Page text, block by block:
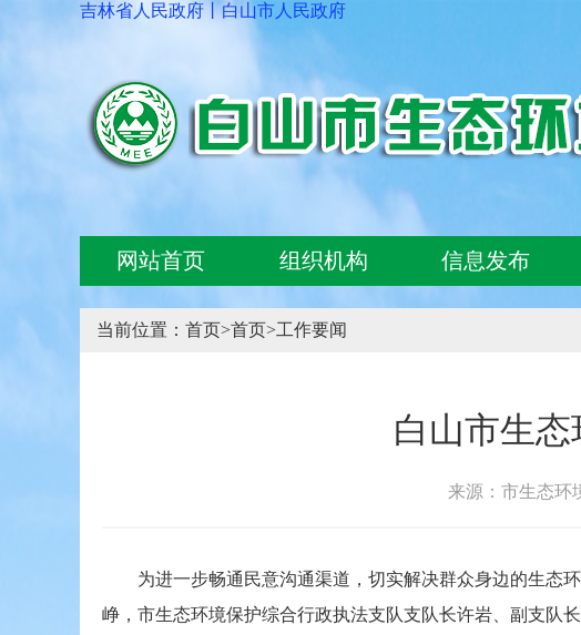
吉林省人民政府 丨白山市人民政府
网站首页 组织机构 信息发布
当前位置： 首页>首页>工作要闻
白山市生
来源：市生态环
为进一步畅通民意沟通渠道，切实解决群众身边的生态环
峥，市生态环境保护综合行政执法支队支队长许岩、副支队